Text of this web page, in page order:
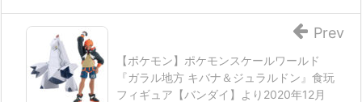
【ポケモン】ポケモンスケールワールド
『ガラル地方 キバナ＆ジュラルドン』食玩
フィギュア【バンダイ】より2020年12月
Prev